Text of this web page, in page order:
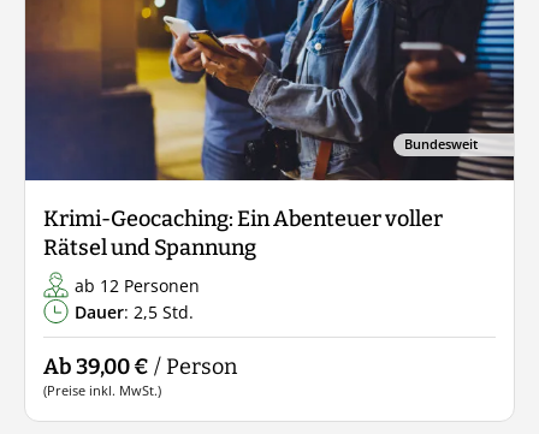
Bundesweit
Krimi-Geocaching: Ein Abenteuer voller
Rätsel und Spannung
ab 12 Personen
Dauer: 2,5 Std.
Ab 39,00 € / Person
(Preise inkl. MwSt.)